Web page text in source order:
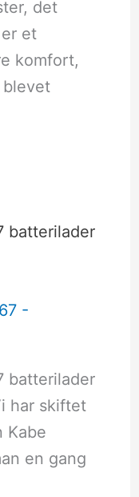
det
et
komfort,
blevet
batterilader
batterilader
har skiftet
Kabe
en gang